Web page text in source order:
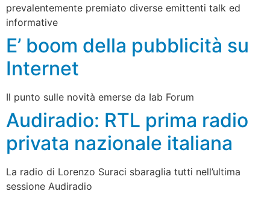
prevalentemente premiato diverse emittenti talk ed
informative
E’ boom della pubblicità su
Internet
Il punto sulle novità emerse da Iab Forum
Audiradio: RTL prima radio
privata nazionale italiana
La radio di Lorenzo Suraci sbaraglia tutti nell’ultima
sessione Audiradio